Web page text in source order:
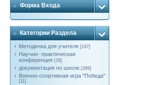
Форма Входа
Категории Раздела
Методичка для учителя [197]
Научно- практическая
конференция [28]
документация по школе [289]
Военно-спортивная игра "Победа"
[11]